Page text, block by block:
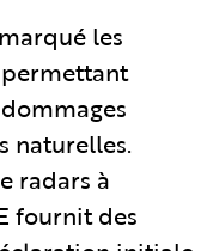
les
naturelles.
radars à
fournit des